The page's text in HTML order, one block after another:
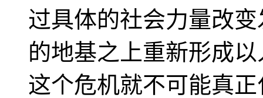
过具体的社会力量改
的地基之上重新形成
这个危机就不可能真